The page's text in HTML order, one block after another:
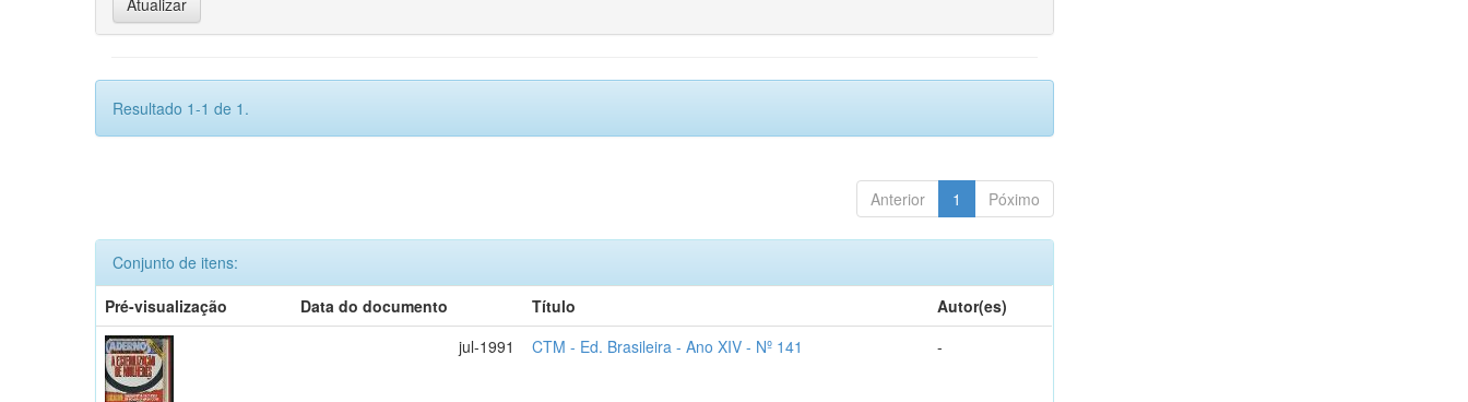
Resultado 1-1 de 1.
Anterior 1 Póximo
Conjunto de itens:
Pré-visualização
Data do documento Título
Autor(es)
jul-1991
CTM - Ed. Brasileira - Ano XIV - Nº 141 -